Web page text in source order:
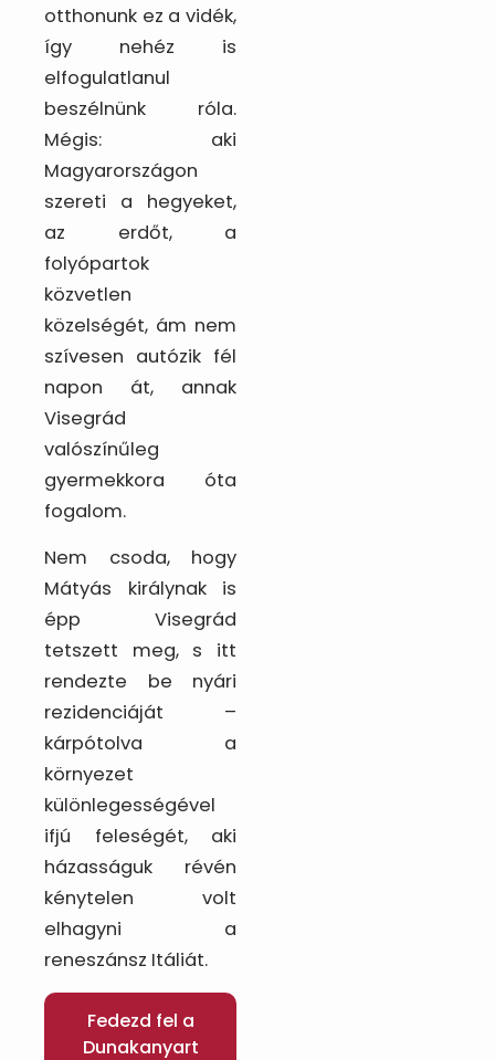
otthonunk ez a vidék,
így nehéz is
elfogulatlanul
beszélnünk róla.
Mégis: aki
Magyarországon
szereti a hegyeket,
az erdőt, a
folyópartok
közvetlen
közelségét, ám nem
szívesen autózik fél
napon át, annak
Visegrád
valószínűleg
gyermekkora óta
fogalom.
Nem csoda, hogy
Mátyás királynak is
épp Visegrád
tetszett meg, s itt
rendezte be nyári
rezidenciáját –
kárpótolva a
környezet
különlegességével
ifjú feleségét, aki
házasságuk révén
kénytelen volt
elhagyni a
reneszánsz Itáliát.
Fedezd fel a
Dunakanyart